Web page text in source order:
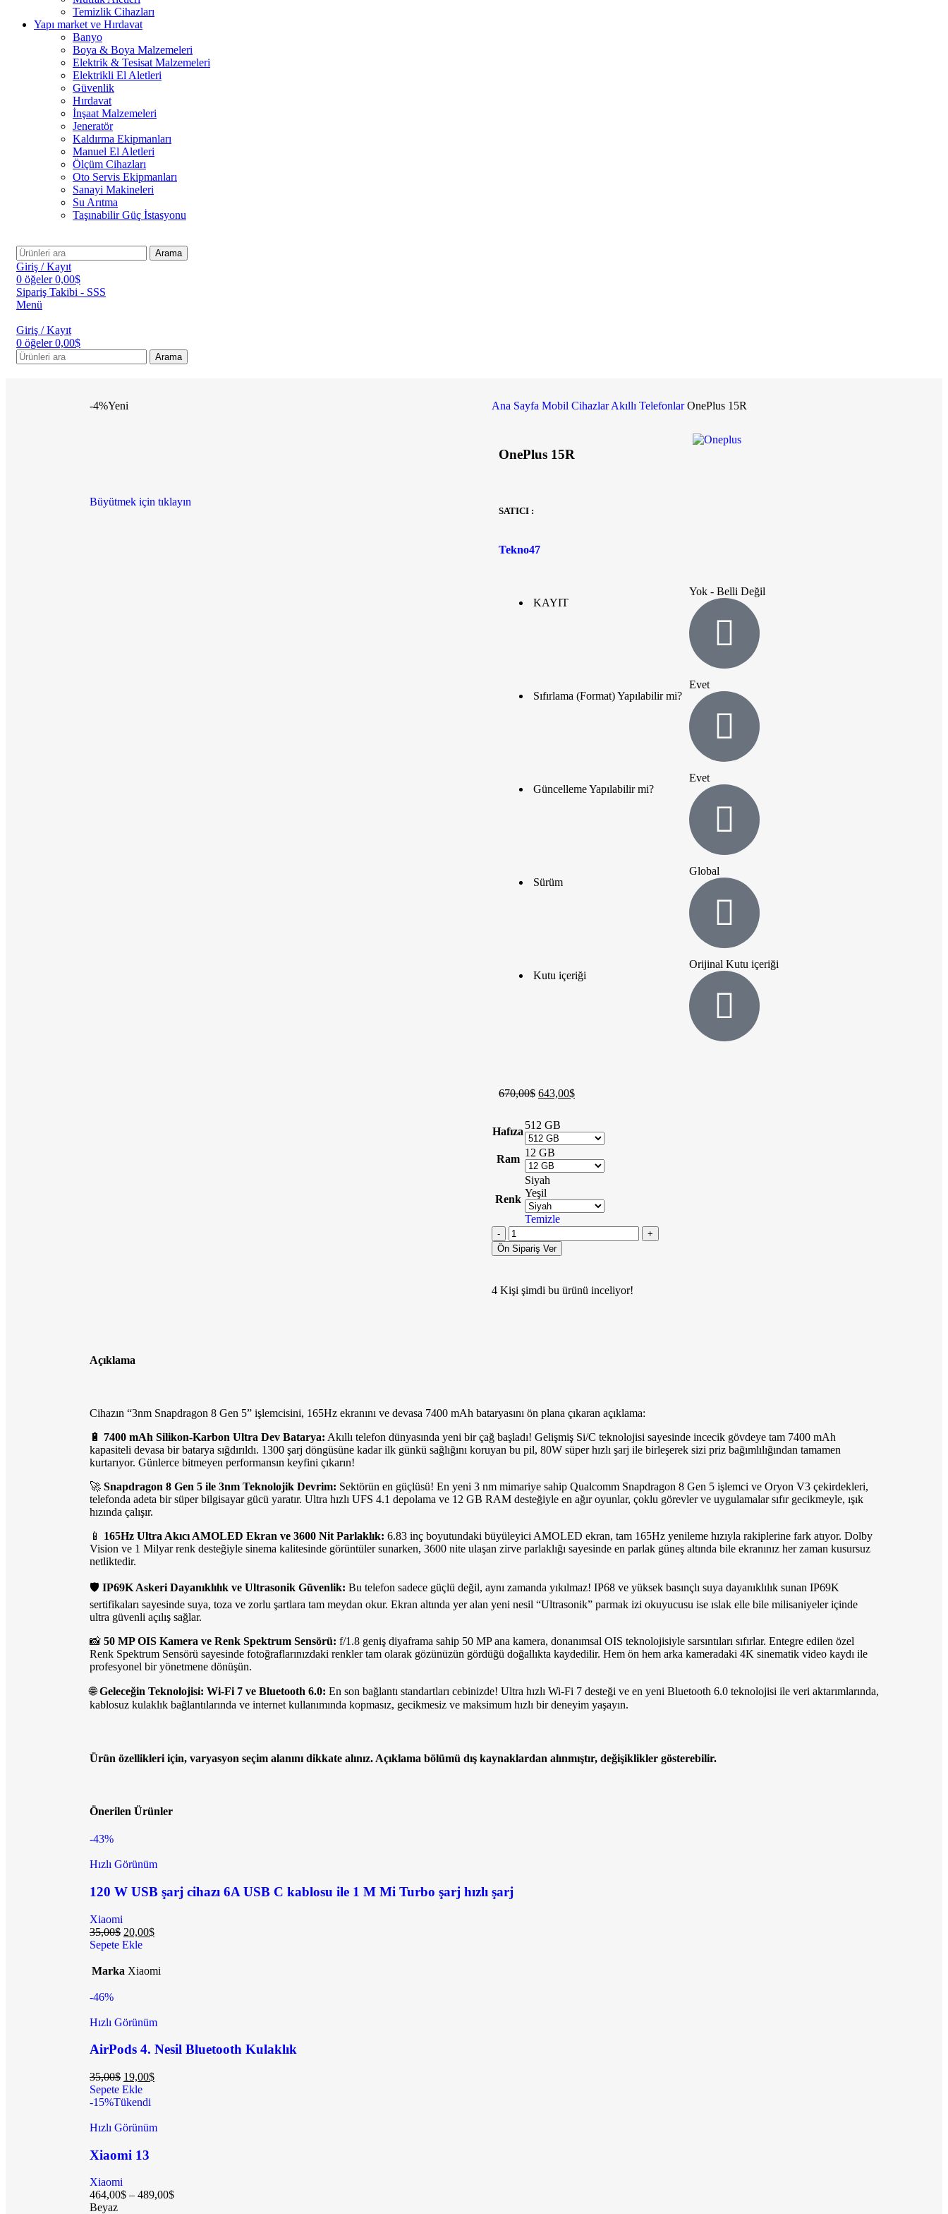
Temizlik Cihazları
Yapı market ve Hırdavat
Banyo
Boya & Boya Malzemeleri
Elektrik & Tesisat Malzemeleri
Elektrikli El Aletleri
Güvenlik
Hırdavat
İnşaat Malzemeleri
Jeneratör
Kaldırma Ekipmanları
Manuel El Aletleri
Ölçüm Cihazları
Oto Servis Ekipmanları
Sanayi Makineleri
Su Arıtma
Taşınabilir Güç İstasyonu
Arama
Giriş / Kayıt
0 öğeler 0,00$
Sipariş Takibi - SSS
Menü
Giriş / Kayıt
0 öğeler 0,00$
Arama
-4%Yeni
Büyütmek için tıklayın
Ana Sayfa Mobil CihazlarAkıllı TelefonlarOnePlus 15R
OnePlus 15R
SATICI :
Tekno47
KAYIT
Yok - Belli Değil
Sıfırlama (Format) Yapılabilir mi?
Evet
Güncelleme Yapılabilir mi?
Evet
Sürüm
Global
Kutu içeriği
Orijinal Kutu içeriği
670,00$ 643,00$
Hafıza
512 GB
Ram
12 GB
Renk
Siyah
Yeşil
Temizle
Ön Sipariş Ver
4 Kişi şimdi bu ürünü inceliyor!
Açıklama
Cihazın “3nm Snapdragon 8 Gen 5” işlemcisini, 165Hz ekranını ve devasa 7400 mAh bataryasını ön plana çıkaran açıklama:
🔋 7400 mAh Silikon-Karbon Ultra Dev Batarya: Akıllı telefon dünyasında yeni bir çağ başladı! Gelişmiş Si/C teknolojisi sayesinde incecik gövdeye tam 7400 mAh
kapasiteli devasa bir batarya sığdırıldı. 1300 şarj döngüsüne kadar ilk günkü sağlığını koruyan bu pil, 80W süper hızlı şarj ile birleşerek sizi priz bağımlılığından tamamen
kurtarıyor. Günlerce bitmeyen performansın keyfini çıkarın!
🚀 Snapdragon 8 Gen 5 ile 3nm Teknolojik Devrim: Sektörün en güçlüsü! En yeni 3 nm mimariye sahip Qualcomm Snapdragon 8 Gen 5 işlemci ve Oryon V3 çekirdekleri,
telefonda adeta bir süper bilgisayar gücü yaratır. Ultra hızlı UFS 4.1 depolama ve 12 GB RAM desteğiyle en ağır oyunlar, çoklu görevler ve uygulamalar sıfır gecikmeyle, ışık
hızında çalışır.
📱 165Hz Ultra Akıcı AMOLED Ekran ve 3600 Nit Parlaklık: 6.83 inç boyutundaki büyüleyici AMOLED ekran, tam 165Hz yenileme hızıyla rakiplerine fark atıyor. Dolby
Vision ve 1 Milyar renk desteğiyle sinema kalitesinde görüntüler sunarken, 3600 nite ulaşan zirve parlaklığı sayesinde en parlak güneş altında bile ekranınız her zaman kusursuz
netliktedir.
🛡️ IP69K Askeri Dayanıklılık ve Ultrasonik Güvenlik: Bu telefon sadece güçlü değil, aynı zamanda yıkılmaz! IP68 ve yüksek basınçlı suya dayanıklılık sunan IP69K
sertifikaları sayesinde suya, toza ve zorlu şartlara tam meydan okur. Ekran altında yer alan yeni nesil “Ultrasonik” parmak izi okuyucusu ise ıslak elle bile milisaniyeler içinde
ultra güvenli açılış sağlar.
📸 50 MP OIS Kamera ve Renk Spektrum Sensörü: f/1.8 geniş diyaframa sahip 50 MP ana kamera, donanımsal OIS teknolojisiyle sarsıntıları sıfırlar. Entegre edilen özel
Renk Spektrum Sensörü sayesinde fotoğraflarınızdaki renkler tam olarak gözünüzün gördüğü doğallıkta kaydedilir. Hem ön hem arka kameradaki 4K sinematik video kaydı ile
profesyonel bir yönetmene dönüşün.
🌐Geleceğin Teknolojisi: Wi-Fi 7 ve Bluetooth 6.0: En son bağlantı standartları cebinizde! Ultra hızlı Wi-Fi 7 desteği ve en yeni Bluetooth 6.0 teknolojisi ile veri aktarımlarında,
kablosuz kulaklık bağlantılarında ve internet kullanımında kopmasız, gecikmesiz ve maksimum hızlı bir deneyim yaşayın.
Ürün özellikleri için, varyasyon seçim alanını dikkate alınız. Açıklama bölümü dış kaynaklardan alınmıştır, değişiklikler gösterebilir.
Önerilen Ürünler
-43%
Hızlı Görünüm
120 W USB şarj cihazı 6A USB C kablosu ile 1 M Mi Turbo şarj hızlı şarj
Xiaomi
35,00$ 20,00$
Sepete Ekle
Marka Xiaomi
-46%
Hızlı Görünüm
AirPods 4. Nesil Bluetooth Kulaklık
35,00$ 19,00$
Sepete Ekle
-15%Tükendi
Hızlı Görünüm
Xiaomi 13
Xiaomi
464,00$ – 489,00$
Beyaz